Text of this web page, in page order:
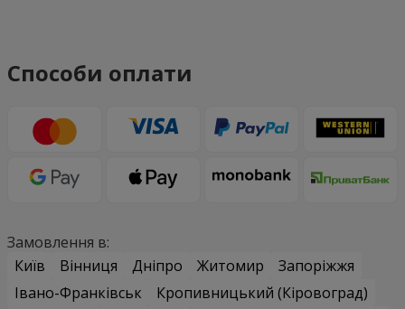
Способи оплати
Замовлення в:
Київ
Вінниця Дніпро Житомир
Запоріжжя
Івано-Франківськ
Кропивницький (Кіровоград)